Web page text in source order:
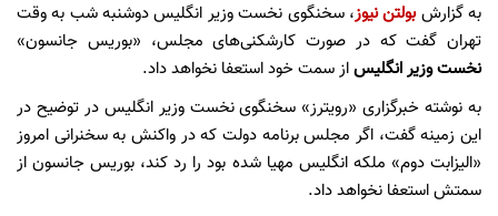
به گزارشبولتن نیوز، سخنگوی نخست وزیر انگلیس دوشنبه شب به وقت
تهران گفت که در صورت کارشکنی‌های مجلس، «بوریس جانسون»
نخست وزیر انگلیساز سمت خود استعفا نخواهد داد.
به نوشته خبرگزاری «رویترز» سخنگوی نخست وزیر انگلیس در توضیح در
این زمینه گفت، اگر مجلس برنامه دولت که در واکنش به سخنرانی امروز
«الیزابت دوم» ملکه انگلیس مهیا شده بود را رد کند، بوریس جانسون از
سمتش استعفا نخواهد داد.